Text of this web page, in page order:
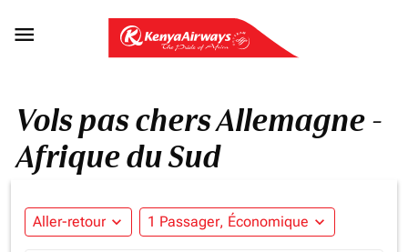

Vols pas chers Allemagne -
Afrique du Sud
Aller-retour expand_more 1 Passager, Économique expand_more